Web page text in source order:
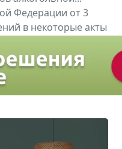
Федерации от 3
в некоторые акты